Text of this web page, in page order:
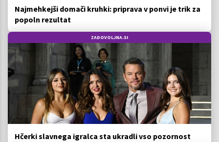
Najmehkejši domači kruhki: priprava v ponvi je trik za
popoln rezultat
ZADOVOLJNA.SI
Hčerki slavnega igralca sta ukradli vso pozornost